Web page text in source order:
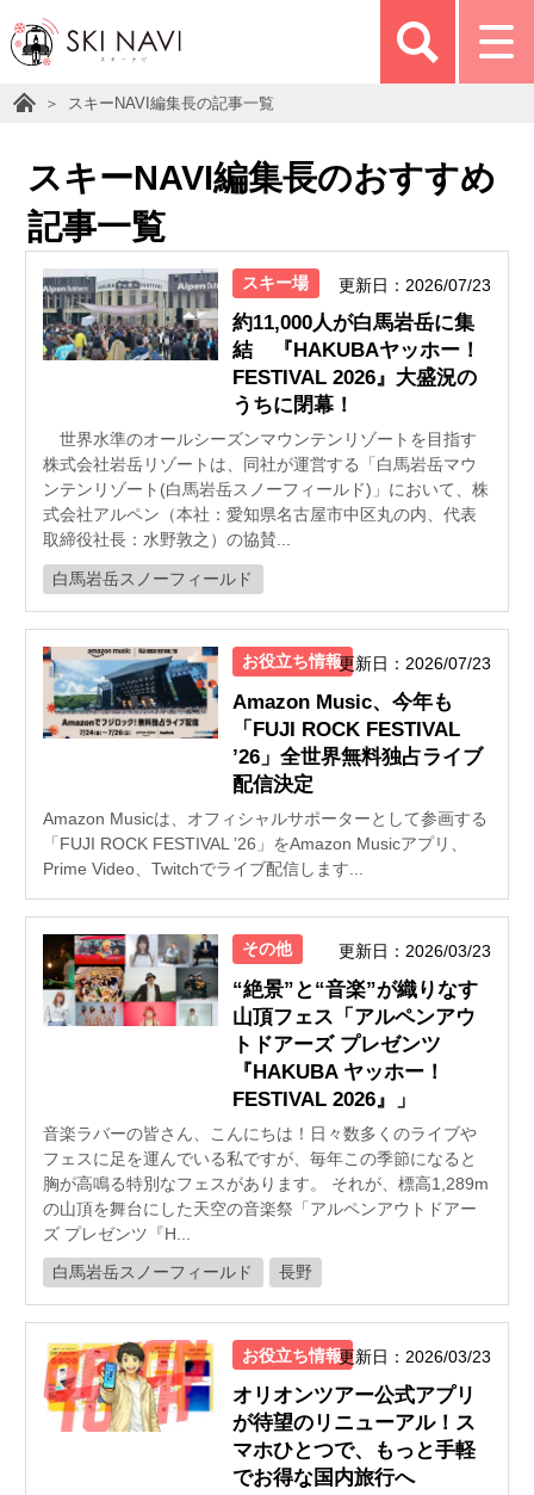
スキーNAVI編集長の記事一覧
スキーNAVI編集長のおすすめ
記事一覧
スキー場 更新日：2026/07/23
約11,000人が白馬岩岳に集
結 『HAKUBAヤッホー！
FESTIVAL 2026』大盛況の
うちに閉幕！
世界水準のオールシーズンマウンテンリゾートを目指す
株式会社岩岳リゾートは、同社が運営する「白馬岩岳マウ
ンテンリゾート(白馬岩岳スノーフィールド)」において、株
式会社アルペン（本社：愛知県名古屋市中区丸の内、代表
取締役社長：水野敦之）の協賛...
白馬岩岳スノーフィールド
お役立ち情報更新日：2026/07/23
Amazon Music、今年も
「FUJI ROCK FESTIVAL
’26」全世界無料独占ライブ
配信決定
Amazon Musicは、オフィシャルサポーターとして参画する
「FUJI ROCK FESTIVAL ’26」をAmazon Musicアプリ、
Prime Video、Twitchでライブ配信します...
その他 更新日：2026/03/23
“絶景”と“音楽”が織りなす
山頂フェス「アルペンアウ
トドアーズ プレゼンツ
『HAKUBA ヤッホー！
FESTIVAL 2026』」
音楽ラバーの皆さん、こんにちは！日々数多くのライブや
フェスに足を運んでいる私ですが、毎年この季節になると
胸が高鳴る特別なフェスがあります。 それが、標高1,289m
の山頂を舞台にした天空の音楽祭「アルペンアウトドアー
ズ プレゼンツ『H...
白馬岩岳スノーフィールド 長野
お役立ち情報更新日：2026/03/23
オリオンツアー公式アプリ
が待望のリニューアル！ス
マホひとつで、もっと手軽
でお得な国内旅行へ